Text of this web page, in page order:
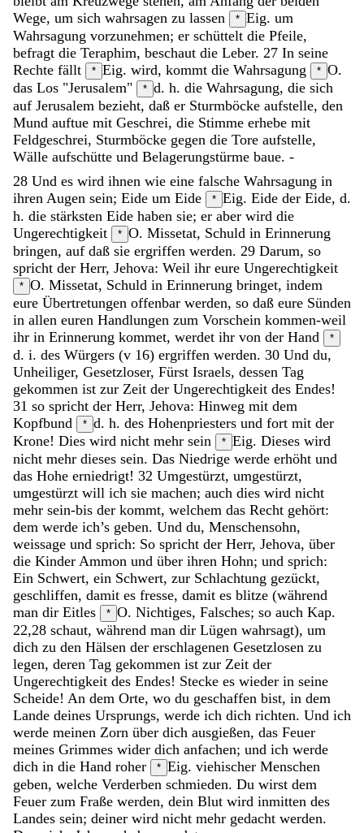
Wege, um sich wahrsagen zu lassen * Eig. um
Wahrsagung vorzunehmen; er schüttelt die Pfeile,
befragt die Teraphim, beschaut die Leber. 27 In seine
Rechte fällt * Eig. wird, kommt die Wahrsagung * O.
das Los "Jerusalem" * d. h. die Wahrsagung, die sich
auf Jerusalem bezieht, daß er Sturmböcke aufstelle, den
Mund auftue mit Geschrei, die Stimme erhebe mit
Feldgeschrei, Sturmböcke gegen die Tore aufstelle,
Wälle aufschütte und Belagerungstürme baue. -
28 Und es wird ihnen wie eine falsche Wahrsagung in
ihren Augen sein; Eide um Eide * Eig. Eide der Eide, d.
h. die stärksten Eide haben sie; er aber wird die
Ungerechtigkeit
* O. Missetat, Schuld in Erinnerung
bringen, auf daß sie ergriffen werden. 29 Darum, so
spricht der Herr, Jehova: Weil ihr eure Ungerechtigkeit
* O. Missetat, Schuld in Erinnerung bringet, indem
eure Übertretungen offenbar werden, so daß eure Sünden
in allen euren Handlungen zum Vorschein kommen-weil
ihr in Erinnerung kommet, werdet ihr von der Hand *
d. i. des Würgers (v 16) ergriffen werden. 30 Und du,
Unheiliger, Gesetzloser, Fürst Israels, dessen Tag
gekommen ist zur Zeit der Ungerechtigkeit des Endes!
31 so spricht der Herr, Jehova: Hinweg mit dem
Kopfbund
* d. h. des Hohenpriesters und fort mit der
Krone! Dies wird nicht mehr sein * Eig. Dieses wird
nicht mehr dieses sein. Das Niedrige werde erhöht und
das Hohe erniedrigt! 32 Umgestürzt, umgestürzt,
umgestürzt will ich sie machen; auch dies wird nicht
mehr sein-bis der kommt, welchem das Recht gehört:
dem werde ich’s geben. Und du, Menschensohn,
weissage und sprich: So spricht der Herr, Jehova, über
die Kinder Ammon und über ihren Hohn; und sprich:
Ein Schwert, ein Schwert, zur Schlachtung gezückt,
geschliffen, damit es fresse, damit es blitze (während
man dir Eitles * O. Nichtiges, Falsches; so auch Kap.
22,28 schaut, während man dir Lügen wahrsagt), um
dich zu den Hälsen der erschlagenen Gesetzlosen zu
legen, deren Tag gekommen ist zur Zeit der
Ungerechtigkeit des Endes! Stecke es wieder in seine
Scheide! An dem Orte, wo du geschaffen bist, in dem
Lande deines Ursprungs, werde ich dich richten. Und ich
werde meinen Zorn über dich ausgießen, das Feuer
meines Grimmes wider dich anfachen; und ich werde
dich in die Hand roher * Eig. viehischer Menschen
geben, welche Verderben schmieden. Du wirst dem
Feuer zum Fraße werden, dein Blut wird inmitten des
Landes sein; deiner wird nicht mehr gedacht werden.